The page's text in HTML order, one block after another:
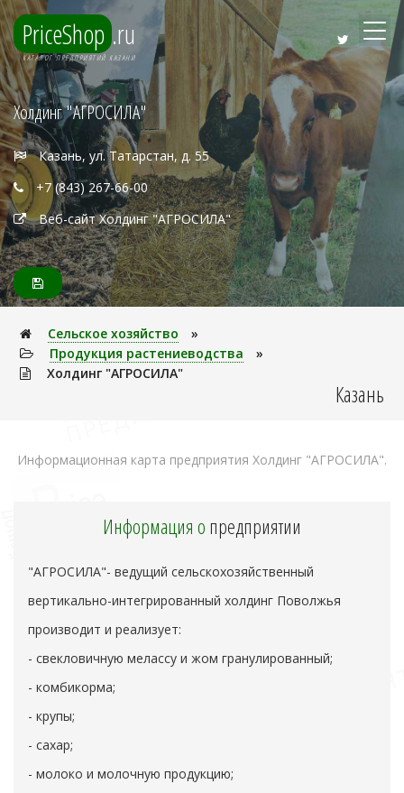
PriceShop .ru
КАТАЛОГ ПРЕДПРИЯТИЙ КАЗАНИ
Холдинг "АГРОСИЛА"
Казань, ул. Татарстан, д. 55
+7 (843) 267-66-00
Веб-сайт Холдинг "АГРОСИЛА"
Сельское хозяйство
»
Продукция растениеводства
»
Холдинг "АГРОСИЛА"
Казань
Информационная карта предприятия Холдинг "АГРОСИЛА".
Информация опредприятии
"АГРОСИЛА"- ведущий сельскохозяйственный
вертикально-интегрированный холдинг Поволжья
производит и реализует:
- свекловичную мелассу и жом гранулированный;
- комбикорма;
- крупы;
- сахар;
- молоко и молочную продукцию;